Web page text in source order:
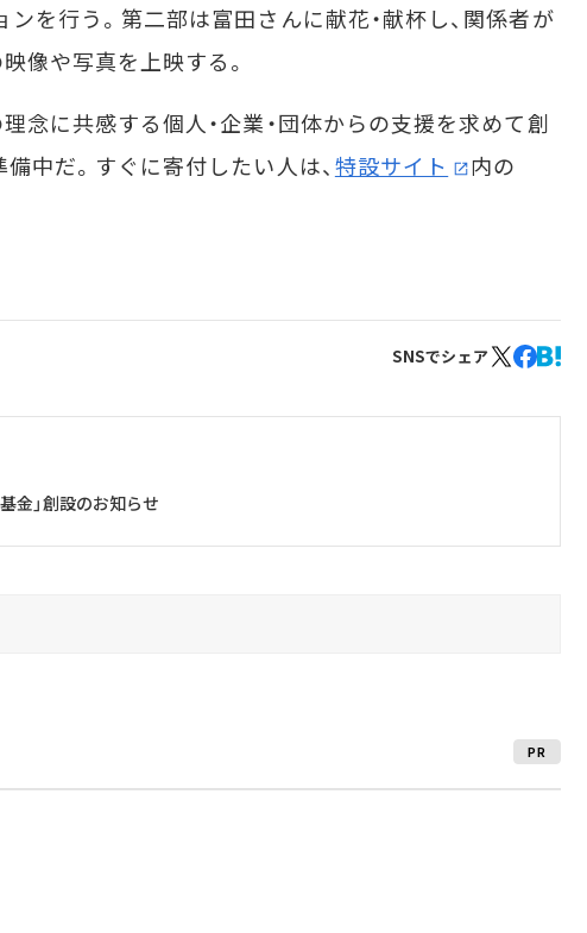
を行う。第二部は富田さんに献花・献杯し、関係者が
像や写真を上映する。
念に共感する個人・企業・団体からの支援を求めて創
中だ。すぐに寄付したい人は、 特設サイト
内の
SNSでシェア
金」創設のお知らせ
PR